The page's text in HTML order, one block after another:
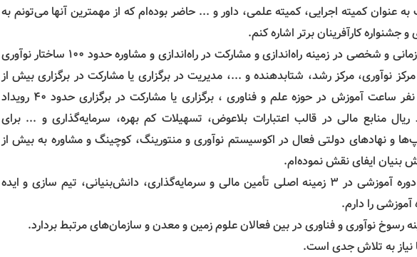
عنوان کمیته اجرایی، کمیته علمی، داور و ... حاضر بوده‌ام که از مهمترین آنها می‌تونم به
کارآفرینان برتر اشاره کنم.
در سال‌های فعالیتم در قالب فعالیت سازمانی و شخصی در زمینه راه‌اندازی و مشارکت در راه‌اندازی و مشاوره حدود ۱۰۰ ساختار نوآوری
نوآوری، مرکز رشد، شتابدهنده و ...، مدیریت در برگزاری یا مشارکت در برگزاری بیش از
۱۰۰۰ دوره آموزشی با بیش از ۱۰۰ هزار نفر ساعت آموزش در حوزه علم و فناوری ، برگزاری یا مشارکت در برگزاری حدود ۴۰ رویداد
و جذب حدود ۳،۰۰۰ میلیارد ریال منابع مالی در قالب اعتبارات بلاعوض، تسهیلات کم بهره، سرمایه‌گذاری و ... برای
و نهادهای دولتی فعال در اکوسیستم نوآوری و منتورینگ، کوچینگ و مشاوره به بیش از
همچنین در کارنامه خود تدریس در ۵۰ دوره آموزشی در ۳ زمینه اصلی تأمین مالی و ‌سرمایه‌گذاری، دانش‌بنیانی، تیم سازی و ایده
رسوخ نوآوری و فناوری در بین فعالان علوم زمین و معدن و سازمان‌های مرتبط بردارد.
نیاز به تلاش جدی است.